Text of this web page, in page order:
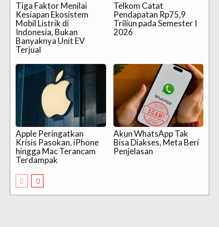
Tiga Faktor Menilai
Kesiapan Ekosistem
Mobil Listrik di
Indonesia, Bukan
Banyaknya Unit EV
Terjual
Telkom Catat
Pendapatan Rp75,9
Triliun pada Semester I
2026
Apple Peringatkan
Krisis Pasokan, iPhone
hingga Mac Terancam
Terdampak
Akun WhatsApp Tak
Bisa Diakses, Meta Beri
Penjelasan